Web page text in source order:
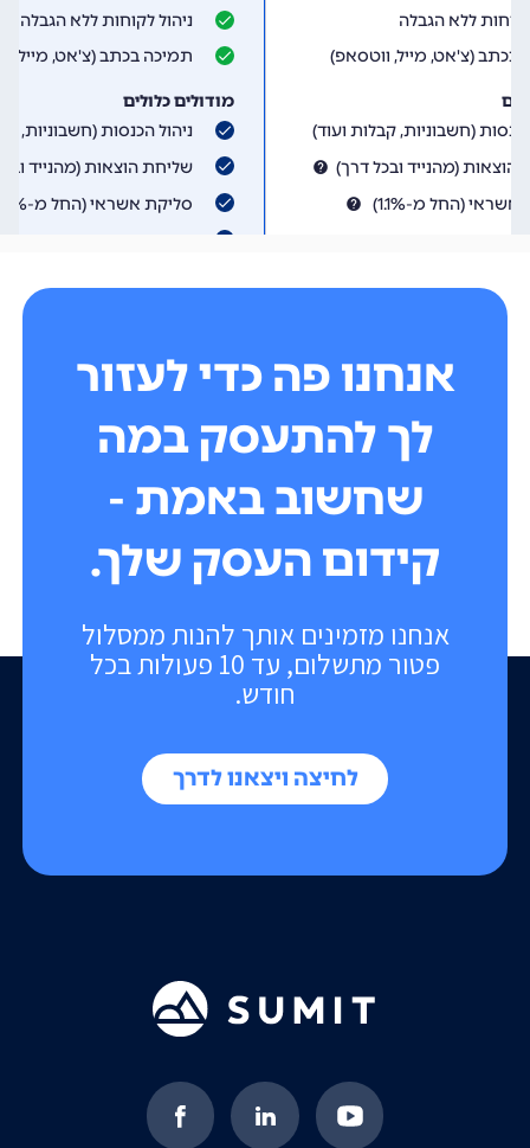
אנחנו מזמינים אותך להנות ממסלול
פטור מתשלום, עד 10 פעולות בכל
חודש.
לחיצה ויצאנו לדרך
אנחנו פה כדי לעזור
לך להתעסק במה
שחשוב באמת -
קידום העסק שלך.